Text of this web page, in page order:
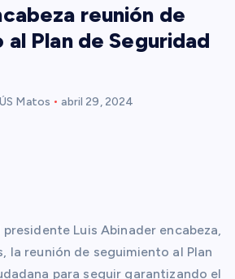
reunión de
Plan de Seguridad
Matos abril 29, 2024
Luis Abinader encabeza,
la reunión de seguimiento al Plan
para seguir garantizando el